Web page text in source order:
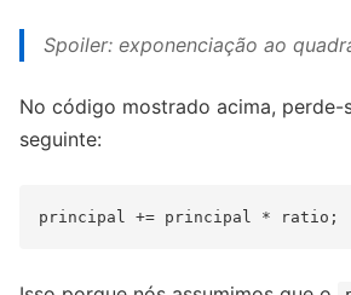
Spoiler: exponenciação ao
No código mostrado acima, perde-
seguinte: